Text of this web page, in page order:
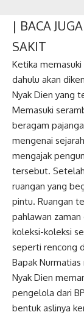
| BACA
SAKIT
Ketika
dahulu akan
Nyak Dien yang
Memasuki
beragam
mengenai
mengajak
tersebut.
ruangan yang
pintu. Ruangan
pahlawan zaman
koleksi-koleksi
seperti rencong
Bapak
Nyak Dien
pengelola dari
bentuk aslinya